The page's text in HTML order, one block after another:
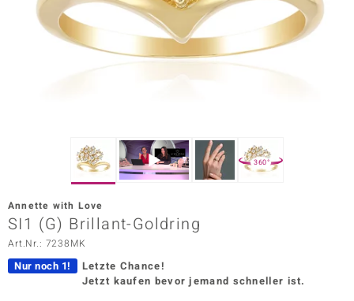
Edition
Vogue
360°
Annette with Love
SI1 (G) Brillant-Goldring
Art.Nr.: 7238MK
Nur noch 1!
Letzte Chance!
Jetzt kaufen bevor jemand schneller ist.